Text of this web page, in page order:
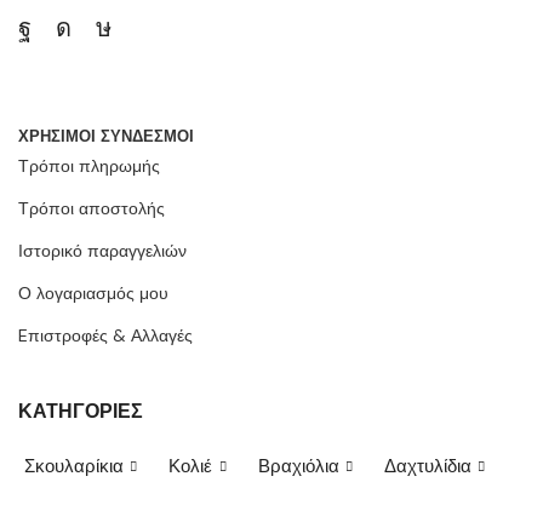
ΧΡΗΣΙΜΟΙ ΣΥΝΔΕΣΜΟΙ
Τρόποι πληρωμής
Τρόποι αποστολής
Ιστορικό παραγγελιών
Ο λογαριασμός μου
Eπιστροφές & Αλλαγές
ΚΑΤΗΓΟΡΙΕΣ
Σκουλαρίκια Κολιέ Βραχιόλια Δαχτυλίδια